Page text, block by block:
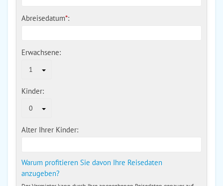
Abreisedatum*:
Erwachsene:
1
Kinder:
0
Alter Ihrer Kinder:
Warum profitieren Sie davon Ihre Reisedaten
anzugeben?